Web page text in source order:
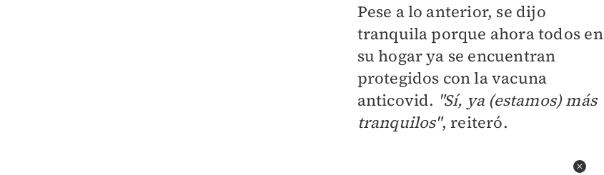
Pese a lo anterior, se dijo
tranquila porque ahora todos en
su hogar ya se encuentran
protegidos con la vacuna
anticovid. "Sí, ya (estamos) más
tranquilos", reiteró.